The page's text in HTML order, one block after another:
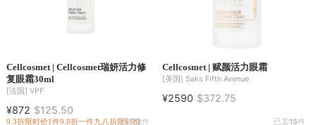
Cellcosmet | Cellcosmet瑞妍活力修
复眼霜30ml
[法国] VPF
¥872 $125.50
9.3折限时价1件9.8折一件九八折限时价
已卖2件
Cellcosmet | 赋颜活力眼霜
[美国] Saks Fifth Avenue
¥2590 $372.75
已卖15件